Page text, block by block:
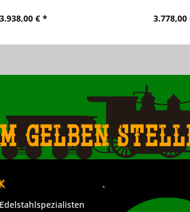
3.938,00 € *
3.778,00
gelben
.